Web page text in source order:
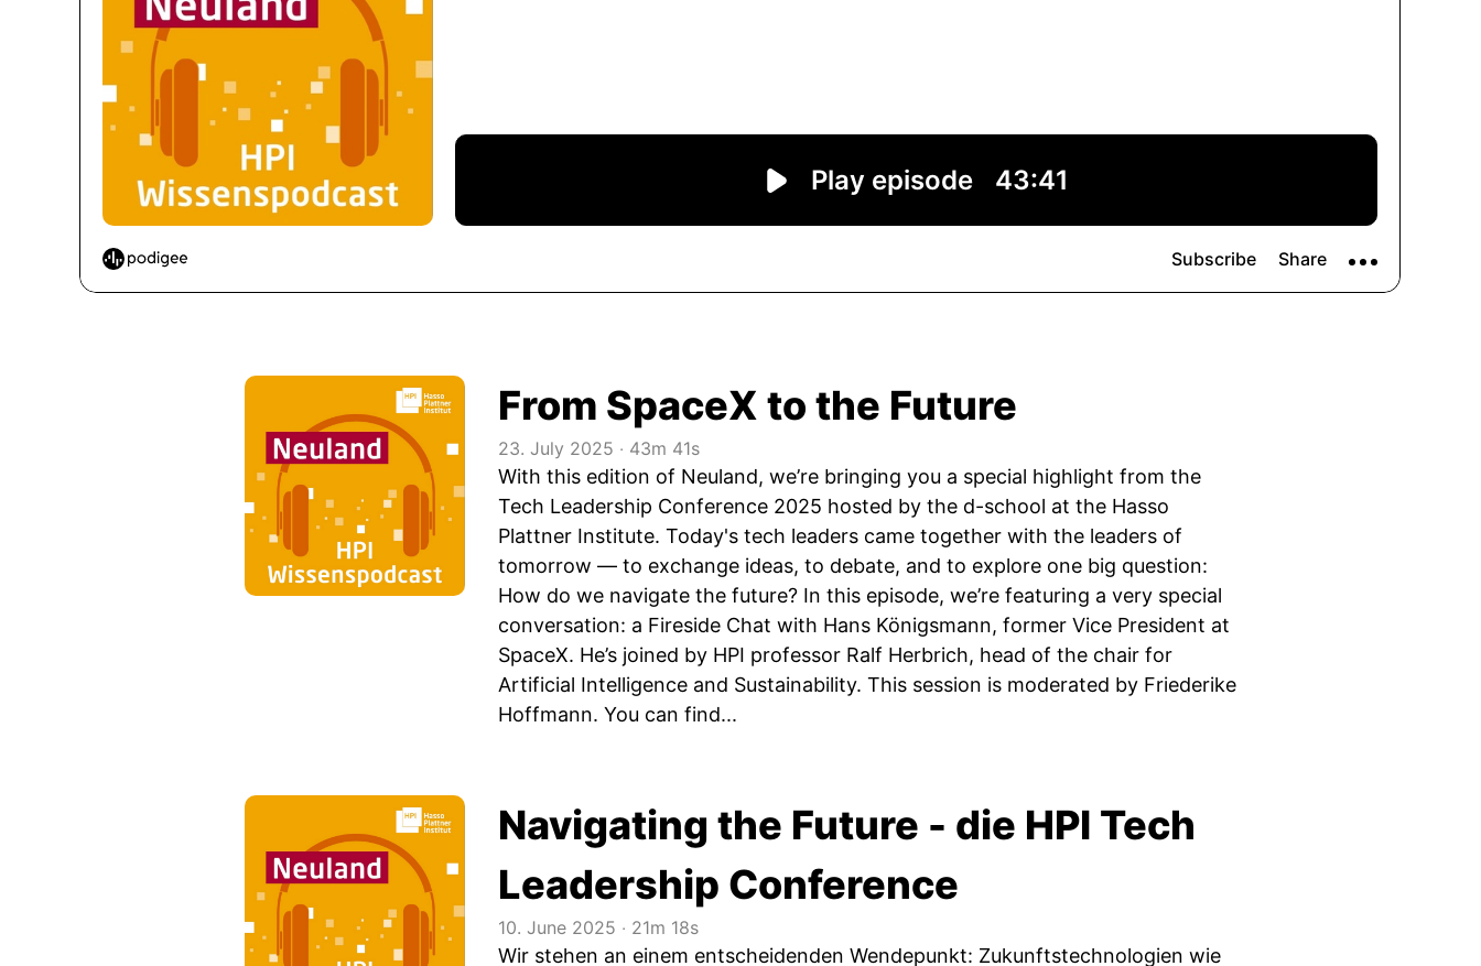
From SpaceX to the Future
23. July 2025 ‧ 43m 41s
With this edition of Neuland, we’re bringing you a special highlight from the
Tech Leadership Conference 2025 hosted by the d-school at the Hasso
Plattner Institute. Today's tech leaders came together with the leaders of
tomorrow — to exchange ideas, to debate, and to explore one big question:
How do we navigate the future? In this episode, we’re featuring a very special
conversation: a Fireside Chat with Hans Königsmann, former Vice President at
SpaceX. He’s joined by HPI professor Ralf Herbrich, head of the chair for
Artificial Intelligence and Sustainability. This session is moderated by Friederike
Hoffmann. You can find...
Navigating the Future - die HPI Tech
Leadership Conference
10. June 2025 ‧ 21m 18s
Wir stehen an einem entscheidenden Wendepunkt: Zukunftstechnologien wie